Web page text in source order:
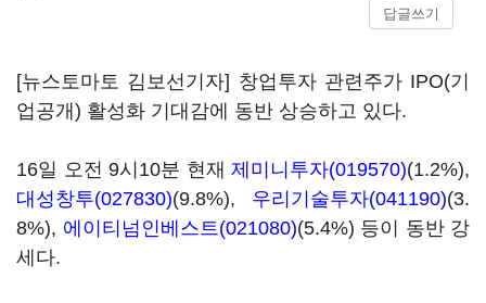
답글쓰기
[뉴스토마토 김보선기자] 창업투자 관련주가 IPO(기
업공개) 활성화 기대감에 동반 상승하고 있다.
16일 오전 9시10분 현재 제미니투자(019570)(1.2%),
대성창투(027830)(9.8%), 우리기술투자(041190)(3.
8%), 에이티넘인베스트(021080)(5.4%) 등이 동반 강
세다.